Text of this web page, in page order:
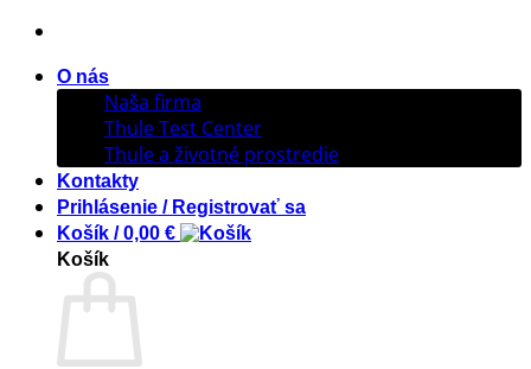
O nás
Naša firma
Thule Test Center
Thule a životné prostredie
Kontakty
Prihlásenie / Registrovať sa
Košík /0,00 €
Košík